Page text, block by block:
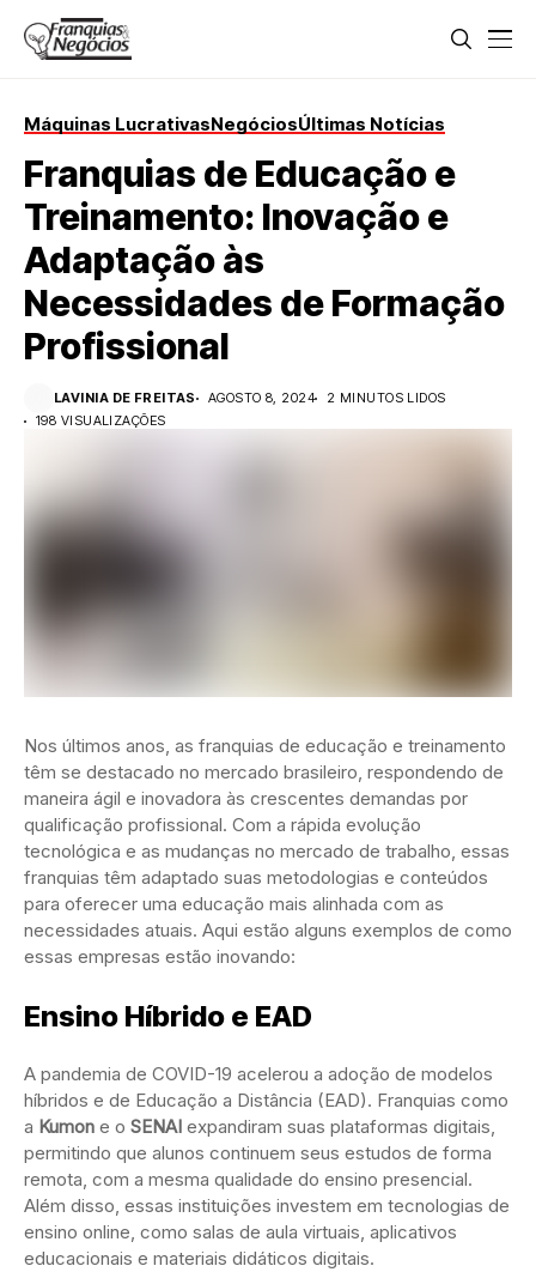
Máquinas LucrativasNegóciosÚltimas Notícias
Franquias de Educação e
Treinamento: Inovação e
Adaptação às
Necessidades de Formação
Profissional
LAVINIA DE FREITAS AGOSTO 8, 2024
2 MINUTOS LIDOS
198 VISUALIZAÇÕES
Nos últimos anos, as franquias de educação e treinamento
têm se destacado no mercado brasileiro, respondendo de
maneira ágil e inovadora às crescentes demandas por
qualificação profissional. Com a rápida evolução
tecnológica e as mudanças no mercado de trabalho, essas
franquias têm adaptado suas metodologias e conteúdos
para oferecer uma educação mais alinhada com as
necessidades atuais. Aqui estão alguns exemplos de como
essas empresas estão inovando:
Ensino Híbrido e EAD
A pandemia de COVID-19 acelerou a adoção de modelos
híbridos e de Educação a Distância (EAD). Franquias como
a Kumon e o SENAI expandiram suas plataformas digitais,
permitindo que alunos continuem seus estudos de forma
remota, com a mesma qualidade do ensino presencial.
Além disso, essas instituições investem em tecnologias de
ensino online, como salas de aula virtuais, aplicativos
educacionais e materiais didáticos digitais.